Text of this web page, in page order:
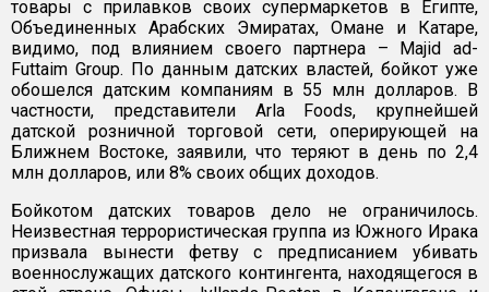
товары с прилавков своих супермаркетов в Египте,
Объединенных Арабских Эмиратах, Омане и Катаре,
видимо, под влиянием своего партнера – Majid ad-
Futtaim Group. По данным датских властей, бойкот уже
обошелся датским компаниям в 55 млн долларов. В
частности, представители Arla Foods, крупнейшей
датской розничной торговой сети, оперирующей на
Ближнем Востоке, заявили, что теряют в день по 2,4
млн долларов, или 8% своих общих доходов.
Бойкотом датских товаров дело не ограничилось.
Неизвестная террористическая группа из Южного Ирака
призвала вынести фетву с предписанием убивать
военнослужащих датского контингента, находящегося в